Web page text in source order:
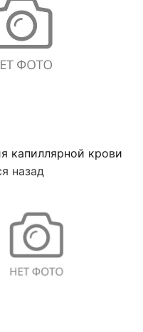
капиллярной крови
назад